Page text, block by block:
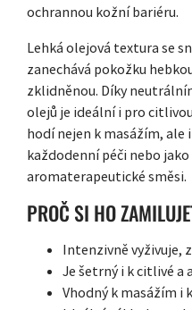
ochrannou kožní bariéru.
Lehká olejová textura se
zanechává pokožku
zklidněnou. Díky
olejů je ideální i pro
hodí nejen k masážím, ale
každodenní péči nebo
aromaterapeutické směsi.
PROČ SI HO
Intenzivně vyživuje,
Je šetrný i k citlivé a
Vhodný k masážím i